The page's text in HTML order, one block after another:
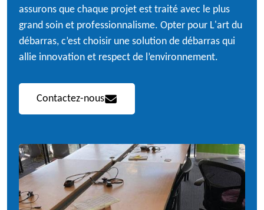
assurons que chaque projet est traité avec le plus
grand soin et professionnalisme. Opter pour L'art du
débarras, c’est choisir une solution de débarras qui
allie innovation et respect de l’environnement.
Contactez-nous